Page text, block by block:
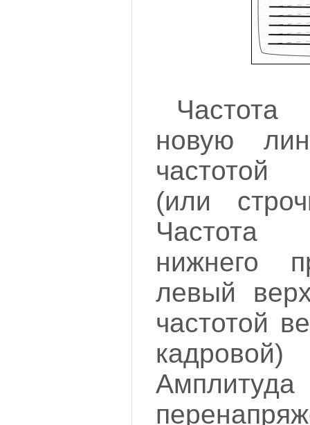
новую
частотой
(или
Частота
нижнего
левый
частотой